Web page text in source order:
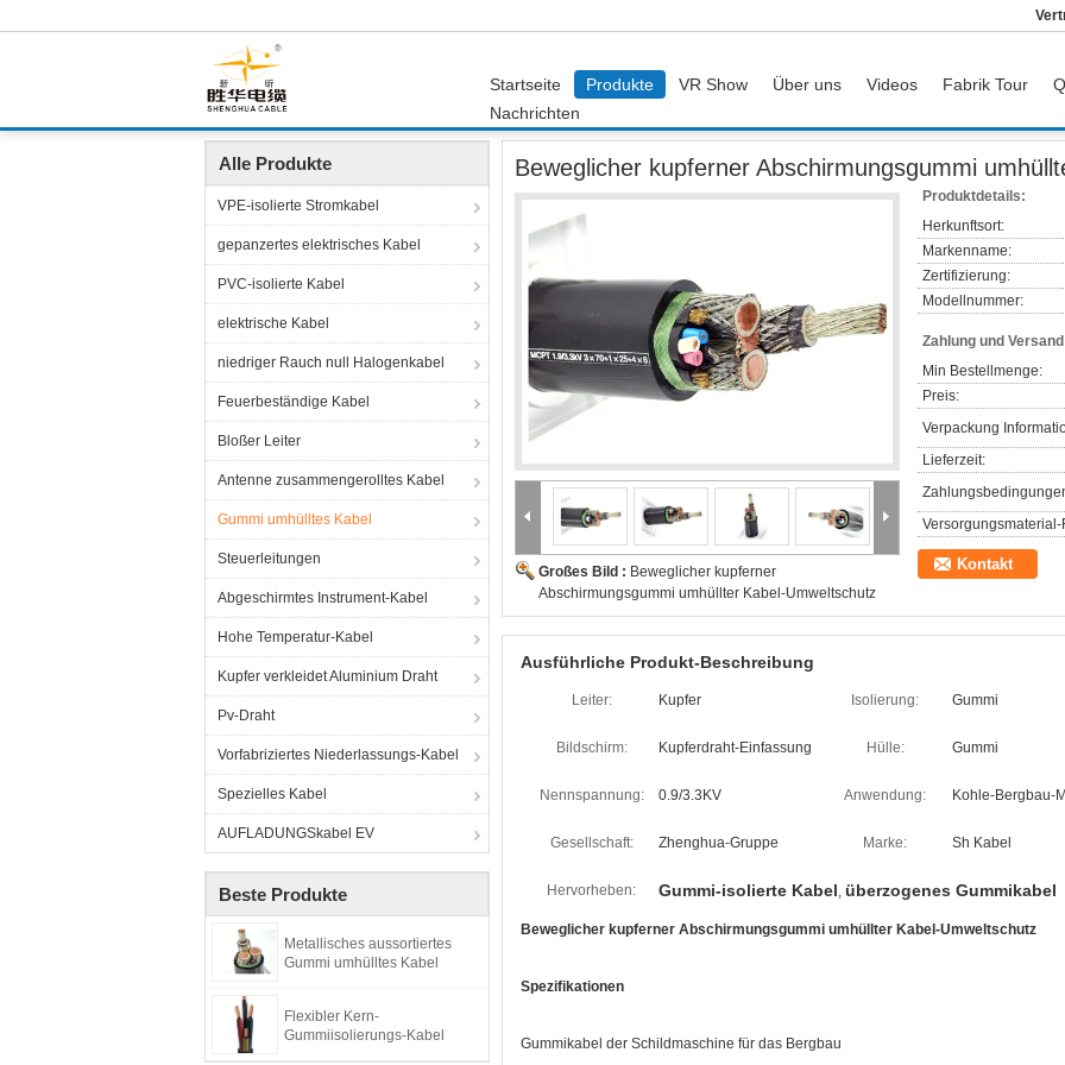
Startseite Produkte VR Show Über uns Videos Fabrik Tour
Nachrichten
Startseite Produkte Gummi umhülltes Kabel Beweglicher kupferner Abschirmungsgummi umhüllter Kabel-Umweltschutz
Alle Produkte
VPE-isolierte Stromkabel
gepanzertes elektrisches Kabel
PVC-isolierte Kabel
elektrische Kabel
niedriger Rauch null Halogenkabel
Feuerbeständige Kabel
Bloßer Leiter
Antenne zusammengerolltes Kabel
Gummi umhülltes Kabel
Steuerleitungen
Abgeschirmtes Instrument-Kabel
Hohe Temperatur-Kabel
Kupfer verkleidet Aluminium Draht
Pv-Draht
Vorfabriziertes Niederlassungs-Kabel
Spezielles Kabel
AUFLADUNGSkabel EV
Beste Produkte
Metallisches aussortiertes
Gummi umhülltes Kabel
Flexibler Kern-
Gummiisolierungs-Kabel
Beweglicher kupferner Abschirmungsgummi
Großes Bild : Beweglicher kupferner
Abschirmungsgummi umhüllter Kabel-Umweltschutz
Produktdetails:
Herkunftsort:
Markenname:
Zertifizierung:
Modellnummer:
Zahlung und
Min Bestellmenge:
Preis:
Verpackung
Lieferzeit:
Kontakt
Ausführliche Produkt-Beschreibung
Leiter: Kupfer Isolierung: Gummi
Bildschirm: Kupferdraht-Einfassung Hülle: Gummi
Nennspannung: 0.9/3.3KV Anwendung: Kohle-Bergbau-
Gesellschaft: Zhenghua-Gruppe Marke: Sh Kabel
Hervorheben: Gummi-isolierte Kabel, überzogenes Gummikabel
Beweglicher kupferner Abschirmungsgummi umhüllter Kabel-Umweltschutz
Spezifikationen
Gummikabel der Schildmaschine für das Bergbau